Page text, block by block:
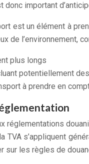
donc important
est un élément à
de l’environnement,
plus longs
potentiellement
à prendre en
réglementations
TVA s’appliquent
sur les règles de